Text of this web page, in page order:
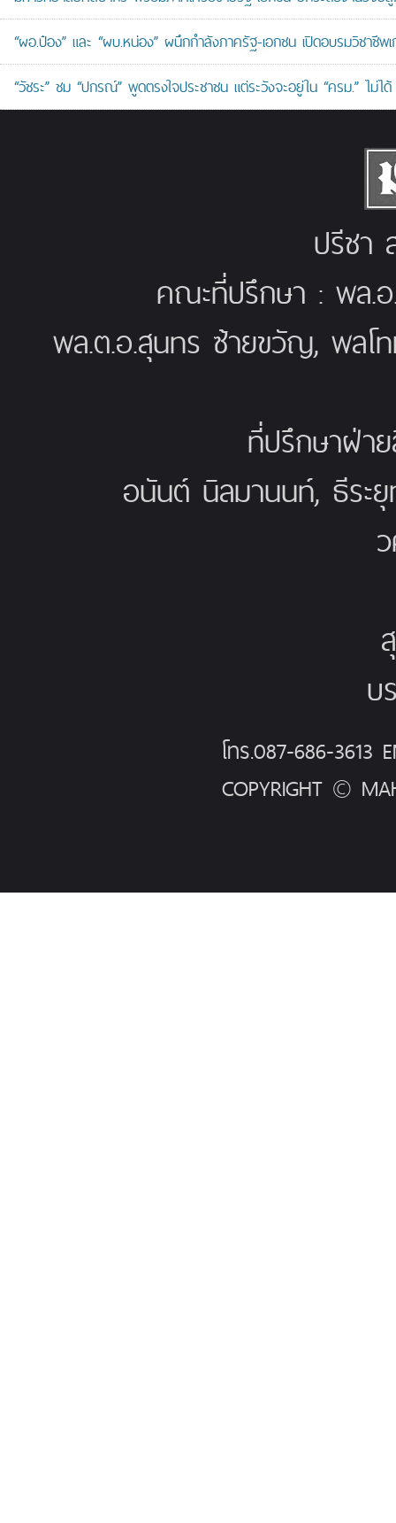
“ผอ.ป๋อง” และ “ผบ.หน่อง” ผนึกกำลังภาครัฐ-เอกชน เปิดอบรมวิชาชี
“วัชระ” ชม “ปกรณ์” พูดตรงใจประชาชน แต่ระวังจะอยู่ใน “ครม.” ไม่ได้
ปรีชา
คณะที่ปรึกษา : พล.
พล.ต.อ.สุนทร ซ้ายขวัญ, พล
ที่ปรึกษาฝ่า
อนันต์ นิลมานนท์, ธีร
บ
โทร.087-686-3613
COPYRIGHT ©